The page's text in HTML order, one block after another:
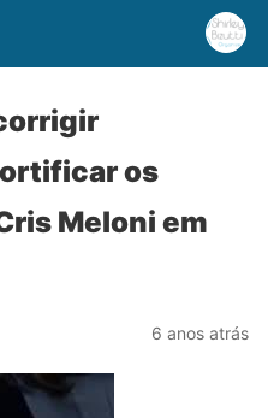
os
Meloni em
6 anos atrás